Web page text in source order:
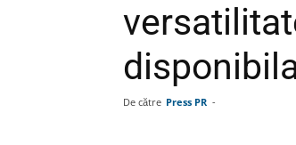
De către Press PR -